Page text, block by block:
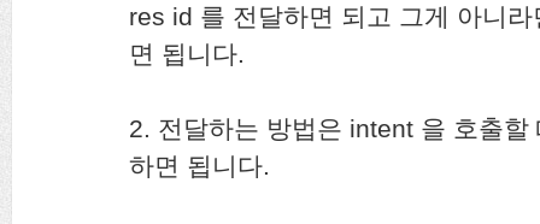
res id 를 전달하면 되고 그게 아니
면 됩니다.
2. 전달하는 방법은 intent 을 호출
하면 됩니다.